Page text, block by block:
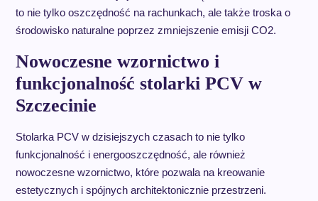
to nie tylko oszczędność na rachunkach, ale także troska o
środowisko naturalne poprzez zmniejszenie emisji CO2.
Nowoczesne wzornictwo i
funkcjonalność stolarki PCV w
Szczecinie
Stolarka PCV w dzisiejszych czasach to nie tylko
funkcjonalność i energooszczędność, ale również
nowoczesne wzornictwo, które pozwala na kreowanie
estetycznych i spójnych architektonicznie przestrzeni.